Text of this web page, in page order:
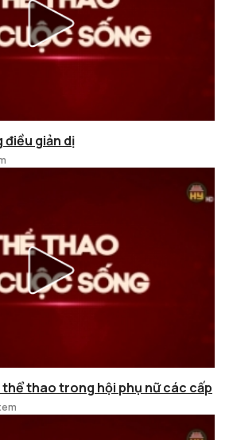
điều giản dị
thể thao trong hội phụ nữ các cấp